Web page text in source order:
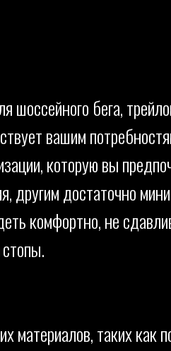
бега,
вашим
которую вы
другим достаточно
комфортно, не
таких как